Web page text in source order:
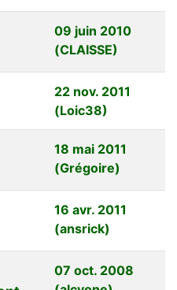
09 juin 2010
(CLAISSE)
22 nov. 2011
(Loic38)
18 mai 2011
(Grégoire)
16 avr. 2011
(ansrick)
07 oct. 2008